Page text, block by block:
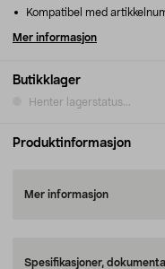
Butikklager
Henter lagerstatus...
Kompatibel med
Mer informasjon
Produktinformasjon
Mer informasjon
Spesifikasjoner,